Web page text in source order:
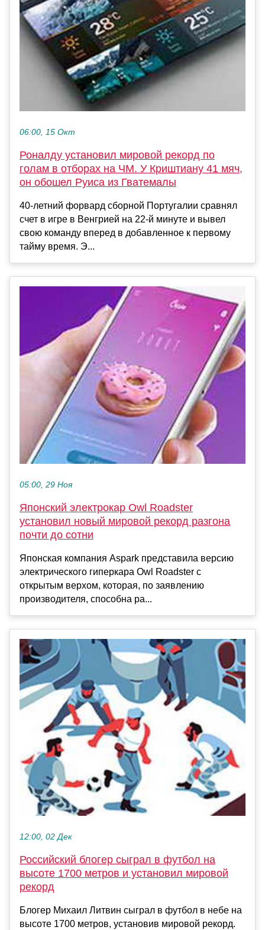
06:00, 15 Окт
Роналду установил мировой рекорд по
голам в отборах на ЧМ. У Криштиану 41 мяч,
он обошел Руиса из Гватемалы
40-летний форвард сборной Португалии сравнял
счет в игре в Венгрией на 22-й минуте и вывел
свою команду вперед в добавленное к первому
тайму время. Э...
05:00, 29 Ноя
Японский электрокар Owl Roadster
установил новый мировой рекорд разгона
почти до сотни
Японская компания Aspark представила версию
электрического гиперкара Owl Roadster с
открытым верхом, которая, по заявлению
производителя, способна ра...
12:00, 02 Дек
Российский блогер сыграл в футбол на
высоте 1700 метров и установил мировой
рекорд
Блогер Михаил Литвин сыграл в футбол в небе на
высоте 1700 метров, установив мировой рекорд.